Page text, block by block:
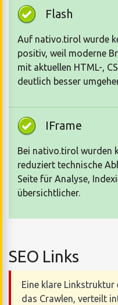
Flash
Auf nativo.tirol wurde
positiv, weil moderne
mit aktuellen HTML-,
deutlich besser
IFrame
Bei nativo.tirol wurden
reduziert technische
Seite für Analyse,
übersichtlicher.
SEO Links
Eine klare
das Crawlen, verteilt